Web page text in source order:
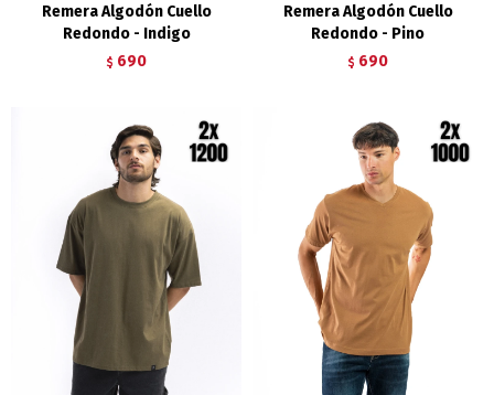
Remera Algodón Cuello
Redondo - Indigo
$ 690
Remera Algodón Cuello
Redondo - Pino
$ 690